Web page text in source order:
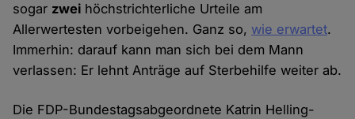
sogar zwei höchstrichterliche Urteile am
Allerwertesten vorbeigehen. Ganz so, wie erwartet.
Immerhin: darauf kann man sich bei dem Mann
verlassen: Er lehnt Anträge auf Sterbehilfe weiter ab.
Die FDP-Bundestagsabgeordnete Katrin Helling-